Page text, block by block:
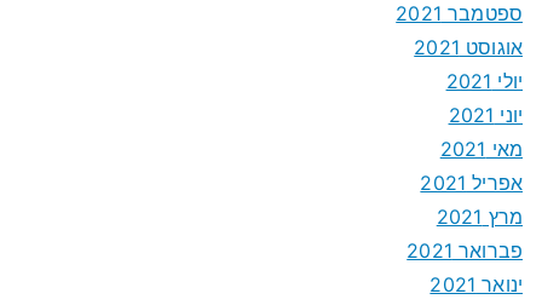
ספטמבר 2021
אוגוסט 2021
יולי 2021
יוני 2021
מאי 2021
אפריל 2021
מרץ 2021
פברואר 2021
ינואר 2021